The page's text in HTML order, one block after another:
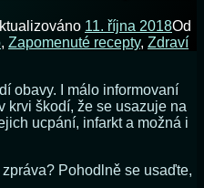
11. října 2018Od
, Zapomenuté recepty, Zdraví
obavy. I málo informovaní
krvi škodí, že se usazuje na
ucpání, infarkt a možná i
Pohodlně se usaďte,